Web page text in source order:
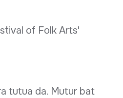
of Folk Arts'
tutua da. Mutur bat